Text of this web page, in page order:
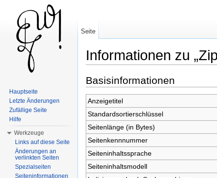
Informationen zu
Basisinformationen
Anzeigetitel
Standardsortierschlüssel
Seitenlänge (in Bytes)
Seitenkennnummer
Seiteninhaltssprache
Seiteninhaltsmodell
Seite
Hauptseite
Letzte Änderungen
Zufällige Seite
Hilfe
Werkzeuge
Links auf diese Seite
Änderungen an
verlinkten Seiten
Spezialseiten
Seiteninformationen